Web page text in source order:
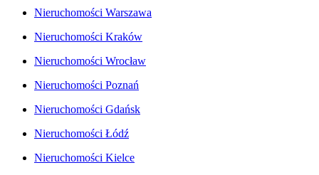
Nieruchomości Warszawa
Nieruchomości Kraków
Nieruchomości Wrocław
Nieruchomości Poznań
Nieruchomości Gdańsk
Nieruchomości Łódź
Nieruchomości Kielce